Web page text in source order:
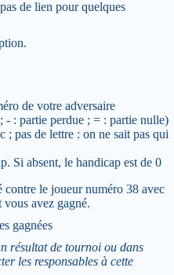
de lien pour quelques
de votre adversaire
- : partie perdue ; = : partie nulle)
; pas de lettre : on ne sait pas qui
Si absent, le handicap est de 0
le joueur numéro 38 avec
vous avez gagné.
gagnées
résultat de tournoi ou dans
les responsables à cette